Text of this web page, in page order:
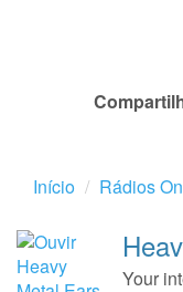
Início Rádios
Your